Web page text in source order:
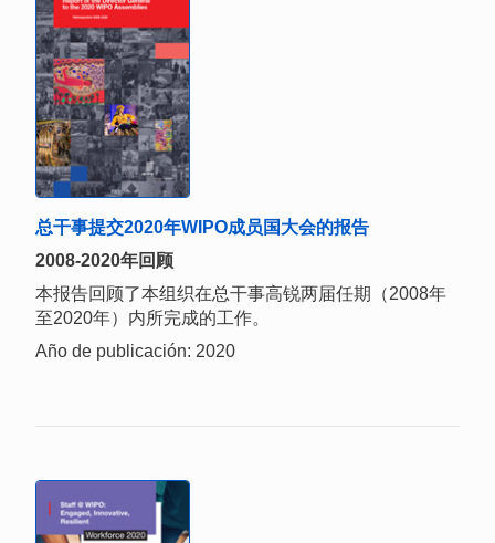
总干事提交2020年WIPO成员国大会的报告
2008-2020年回顾
本报告回顾了本组织在总干事高锐两届任期（2008年
至2020年）内所完成的工作。
Año de publicación: 2020